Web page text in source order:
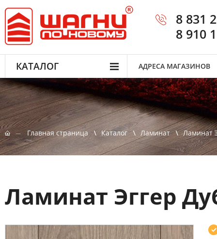
8 831
8 910
КАТАЛОГ АДРЕСА МАГАЗИНОВ
Главная страница Каталог Ламинат Ламинат
Ламинат Эггер